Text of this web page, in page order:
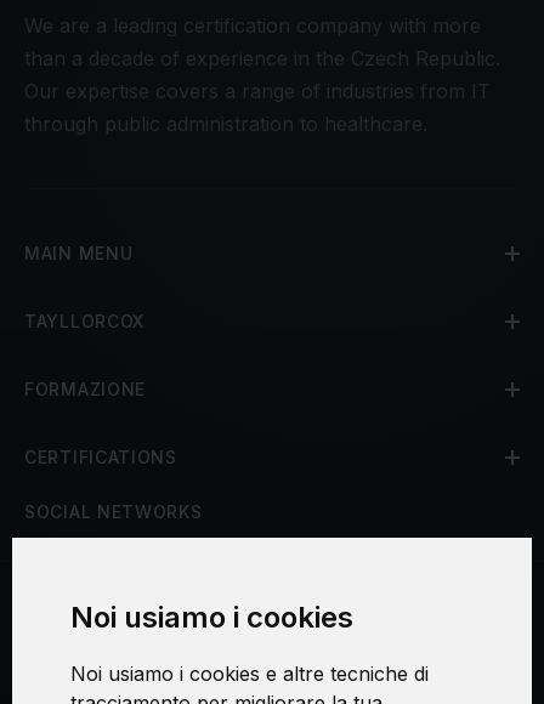
Noi usiamo i cookies
Noi usiamo i cookies e altre tecniche di
We are a leading certification company with more
than a decade of experience in the Czech Republic.
Our expertise covers a range of industries from IT
through public administration to healthcare.
MAIN MENU
TAYLLORCOX
FORMAZIONE
CERTIFICATIONS
SOCIAL NETWORKS
Procedura di reclamo
Consenso al trattamento dei dati personali